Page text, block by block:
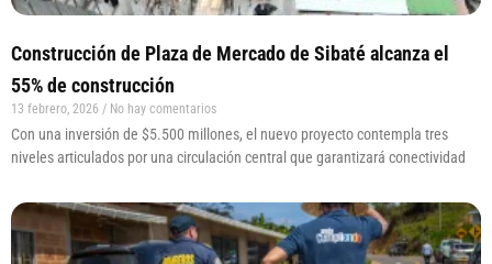
Construcción de Plaza de Mercado de Sibaté alcanza el
55% de construcción
13 febrero, 2026 No hay comentarios
Con una inversión de $5.500 millones, el nuevo proyecto contempla tres
niveles articulados por una circulación central que garantizará conectividad